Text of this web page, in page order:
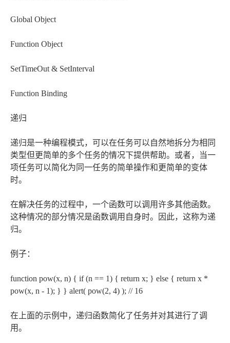
Global Object
Function Object
SetTimeOut & SetInterval
Function Binding
递归
递归是一种编程模式，可以在任务可以自然地拆分为相同
类型但更简单的多个任务的情况下提供帮助。或者，当一
项任务可以简化为同一任务的简单操作和更简单的变体
时。
在解决任务的过程中，一个函数可以调用许多其他函数。
这种情况的部分情况是函数调用自身时。因此，这称为递
归。
例子：
function pow(x, n) { if (n == 1) { return x; } else { return x *
pow(x, n - 1); } } alert( pow(2, 4) ); // 16
在上面的示例中，递归函数简化了任务并对其进行了调
用。